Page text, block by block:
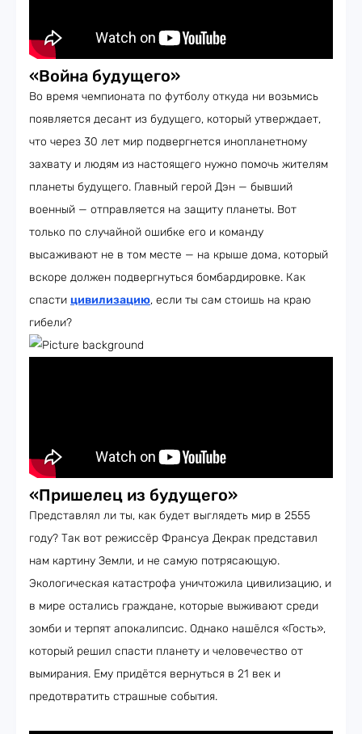
«Война будущего»
Во время чемпионата по футболу откуда ни возьмись
появляется десант из будущего, который утверждает,
что через 30 лет мир подвергнется инопланетному
захвату и людям из настоящего нужно помочь жителям
планеты будущего. Главный герой Дэн — бывший
военный — отправляется на защиту планеты. Вот
только по случайной ошибке его и команду
высаживают не в том месте — на крыше дома, который
вскоре должен подвергнуться бомбардировке. Как
спасти цивилизацию, если ты сам стоишь на краю
гибели?
«Пришелец из будущего»
Представлял ли ты, как будет выглядеть мир в 2555
году? Так вот режиссёр Франсуа Декрак представил
нам картину Земли, и не самую потрясающую.
Экологическая катастрофа уничтожила цивилизацию, и
в мире остались граждане, которые выживают среди
зомби и терпят апокалипсис. Однако нашёлся «Гость»,
который решил спасти планету и человечество от
вымирания. Ему придётся вернуться в 21 век и
предотвратить страшные события.